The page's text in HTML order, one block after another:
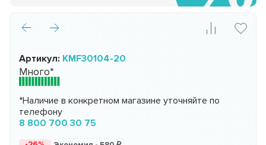
Артикул: KMF30104-20
Много*
*Наличие в конкретном магазине уточняйте по
телефону
8 800 700 30 75